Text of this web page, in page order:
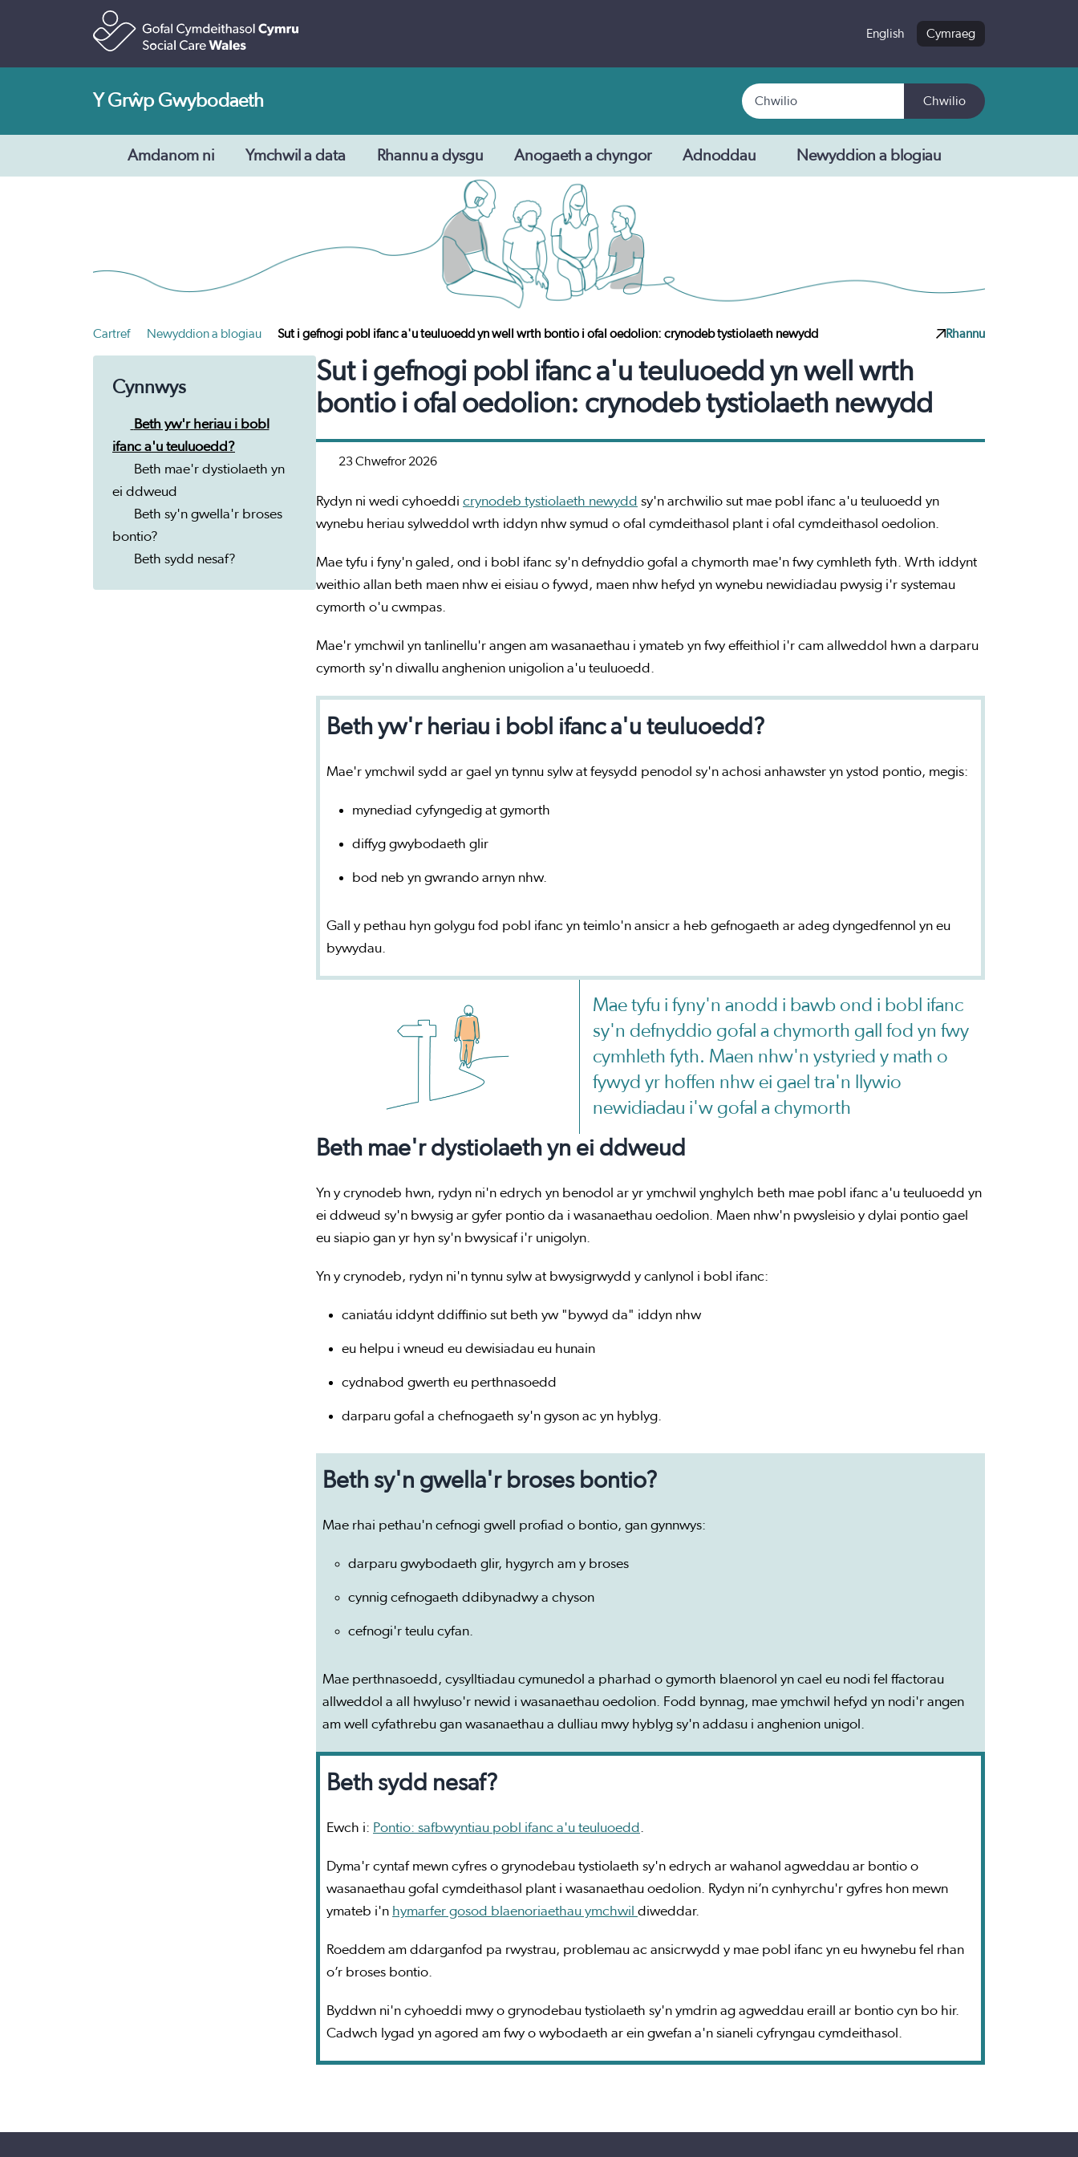
English Cymraeg
Y Grŵp Gwybodaeth Chwilio
Chwilio
Amdanom ni Ymchwil a data Rhannu a dysgu Anogaeth a chyngor Adnoddau Newyddion a blogiau
Cartref Newyddion a blogiau Sut i gefnogi pobl ifanc a'u teuluoedd yn well wrth bontio i ofal oedolion: crynodeb tystiolaeth newydd Rhannu
Cynnwys
Beth yw'r heriau i bobl
ifanc a'u teuluoedd?
Beth mae'r dystiolaeth yn
ei ddweud
Beth sy'n gwella'r broses
bontio?
Beth sydd nesaf?
Sut i gefnogi pobl ifanc a'u teuluoedd yn well wrth
bontio i ofal oedolion: crynodeb tystiolaeth newydd
23 Chwefror 2026
Rydyn ni wedi cyhoeddi crynodeb tystiolaeth newydd sy'n archwilio sut mae pobl ifanc a'u teuluoedd yn
wynebu heriau sylweddol wrth iddyn nhw symud o ofal cymdeithasol plant i ofal cymdeithasol oedolion.
Mae tyfu i fyny'n galed, ond i bobl ifanc sy'n defnyddio gofal a chymorth mae'n fwy cymhleth fyth. Wrth iddynt
weithio allan beth maen nhw ei eisiau o fywyd, maen nhw hefyd yn wynebu newidiadau pwysig i'r systemau
cymorth o'u cwmpas.
Mae'r ymchwil yn tanlinellu'r angen am wasanaethau i ymateb yn fwy effeithiol i'r cam allweddol hwn a darparu
cymorth sy'n diwallu anghenion unigolion a'u teuluoedd.
Beth yw'r heriau i bobl ifanc a'u teuluoedd?
Mae'r ymchwil sydd ar gael yn tynnu sylw at feysydd penodol sy'n achosi anhawster yn ystod pontio, megis:
mynediad cyfyngedig at gymorth
diffyg gwybodaeth glir
bod neb yn gwrando arnyn nhw.
Gall y pethau hyn golygu fod pobl ifanc yn teimlo'n ansicr a heb gefnogaeth ar adeg dyngedfennol yn eu
bywydau.
Mae tyfu i fyny'n anodd i bawb ond i bobl ifanc
sy'n defnyddio gofal a chymorth gall fod yn fwy
cymhleth fyth. Maen nhw'n ystyried y math o
fywyd yr hoffen nhw ei gael tra'n llywio
newidiadau i'w gofal a chymorth
Beth mae'r dystiolaeth yn ei ddweud
Yn y crynodeb hwn, rydyn ni'n edrych yn benodol ar yr ymchwil ynghylch beth mae pobl ifanc a'u teuluoedd yn
ei ddweud sy'n bwysig ar gyfer pontio da i wasanaethau oedolion. Maen nhw'n pwysleisio y dylai pontio gael
eu siapio gan yr hyn sy'n bwysicaf i'r unigolyn.
Yn y crynodeb, rydyn ni'n tynnu sylw at bwysigrwydd y canlynol i bobl ifanc:
caniatáu iddynt ddiffinio sut beth yw "bywyd da" iddyn nhw
eu helpu i wneud eu dewisiadau eu hunain
cydnabod gwerth eu perthnasoedd
darparu gofal a chefnogaeth sy'n gyson ac yn hyblyg.
Beth sy'n gwella'r broses bontio?
Mae rhai pethau'n cefnogi gwell profiad o bontio, gan gynnwys:
darparu gwybodaeth glir, hygyrch am y broses
cynnig cefnogaeth ddibynadwy a chyson
cefnogi'r teulu cyfan.
Mae perthnasoedd, cysylltiadau cymunedol a pharhad o gymorth blaenorol yn cael eu nodi fel ffactorau
allweddol a all hwyluso'r newid i wasanaethau oedolion. Fodd bynnag, mae ymchwil hefyd yn nodi'r angen
am well cyfathrebu gan wasanaethau a dulliau mwy hyblyg sy'n addasu i anghenion unigol.
Beth sydd nesaf?
Ewch i: Pontio: safbwyntiau pobl ifanc a'u teuluoedd .
Dyma'r cyntaf mewn cyfres o grynodebau tystiolaeth sy'n edrych ar wahanol agweddau ar bontio o
wasanaethau gofal cymdeithasol plant i wasanaethau oedolion. Rydyn ni’n cynhyrchu'r gyfres hon mewn
ymateb i'n hymarfer gosod blaenoriaethau ymchwil diweddar.
Roeddem am ddarganfod pa rwystrau, problemau ac ansicrwydd y mae pobl ifanc yn eu hwynebu fel rhan
o’r broses bontio.
Byddwn ni'n cyhoeddi mwy o grynodebau tystiolaeth sy'n ymdrin ag agweddau eraill ar bontio cyn bo hir.
Cadwch lygad yn agored am fwy o wybodaeth ar ein gwefan a'n sianeli cyfryngau cymdeithasol.